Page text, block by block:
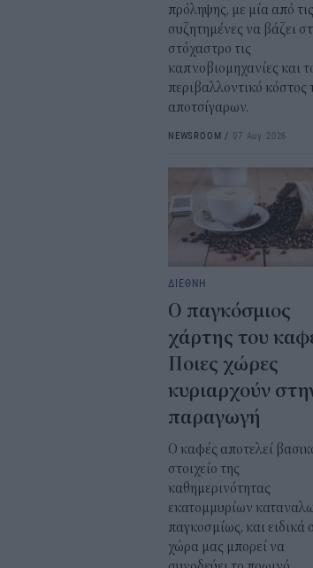
πρόληψης, με μία από
συζητημένες να βάζει
στόχαστρο τις
καπνοβιομηχανίες και
περιβαλλοντικό κόστος
αποτσίγαρων.
NEWSROOM / 07 Αυγ 2026
ΔΙΕΘΝΗ
Ο παγκόσμιος
χάρτης του
Ποιες χώρες
κυριαρχούν
παραγωγή
Ο καφές αποτελεί
στοιχείο της
καθημερινότητας
εκατομμυρίων
παγκοσμίως, και ειδικά
χώρα μας μπορεί να